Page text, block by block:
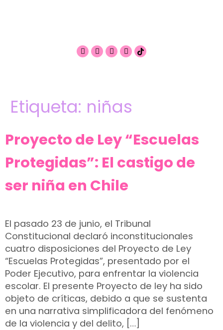
Etiqueta: niñas
Proyecto de Ley “Escuelas
Protegidas”: El castigo de
ser niña en Chile
El pasado 23 de junio, el Tribunal
Constitucional declaró inconstitucionales
cuatro disposiciones del Proyecto de Ley
“Escuelas Protegidas”, presentado por el
Poder Ejecutivo, para enfrentar la violencia
escolar. El presente Proyecto de ley ha sido
objeto de críticas, debido a que se sustenta
en una narrativa simplificadora del fenómeno
de la violencia y del delito, […]